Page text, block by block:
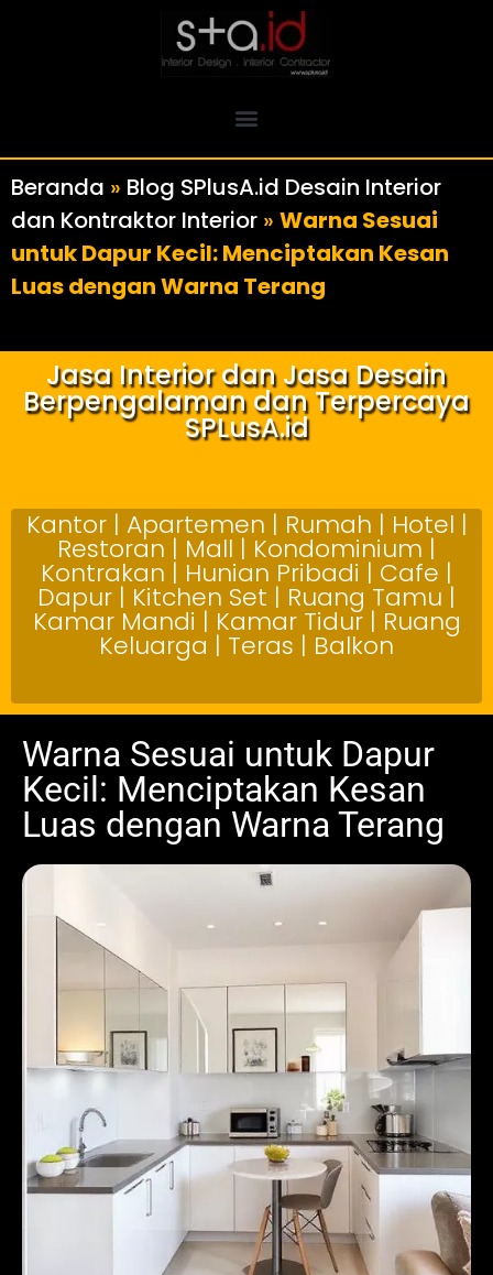
Beranda » Blog SPlusA.id Desain Interior
dan Kontraktor Interior » Warna Sesuai
untuk Dapur Kecil: Menciptakan Kesan
Luas dengan Warna Terang
Jasa Interior dan Jasa Desain
Berpengalaman dan Terpercaya
SPLusA.id
Kantor | Apartemen | Rumah | Hotel |
Restoran | Mall | Kondominium |
Kontrakan | Hunian Pribadi | Cafe |
Dapur | Kitchen Set | Ruang Tamu |
Kamar Mandi | Kamar Tidur | Ruang
Keluarga | Teras | Balkon
Warna Sesuai untuk Dapur
Kecil: Menciptakan Kesan
Luas dengan Warna Terang